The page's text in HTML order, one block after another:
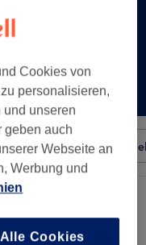
Salons
pflege in Remagen
Cookies von
personalisieren,
unseren
geben auch
Webseite an
Werbung und
Alle Cookies